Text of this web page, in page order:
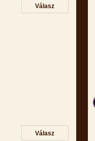
Válasz
Válasz